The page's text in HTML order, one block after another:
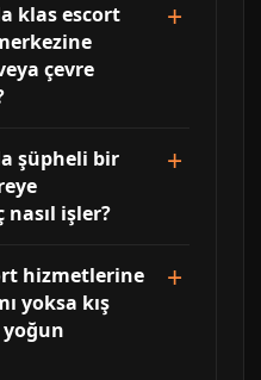
klas escort
çevre
şüpheli bir
işler?
hizmetlerine
yoksa kış